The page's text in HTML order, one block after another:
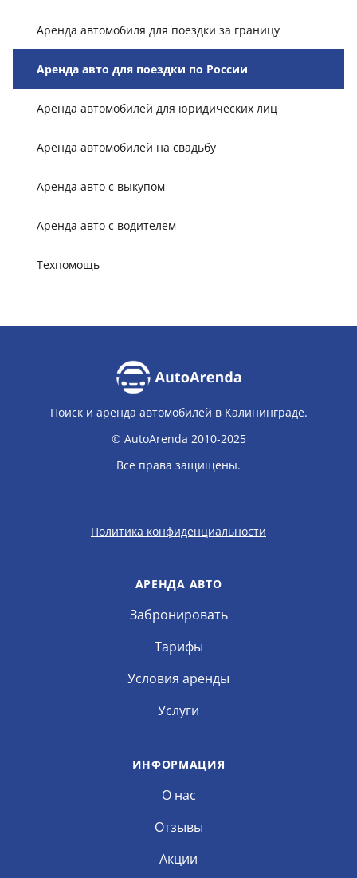
Аренда автомобиля для поездки за границу
Аренда авто для поездки по России
Аренда автомобилей для юридических лиц
Аренда автомобилей на свадьбу
Аренда авто с выкупом
Аренда авто с водителем
Техпомощь
Поиск и аренда автомобилей в Калининграде.
© AutoArenda 2010-2025
Все права защищены.
Политика конфиденциальности
АРЕНДА АВТО
Забронировать
Тарифы
Условия аренды
Услуги
ИНФОРМАЦИЯ
О нас
Отзывы
Акции